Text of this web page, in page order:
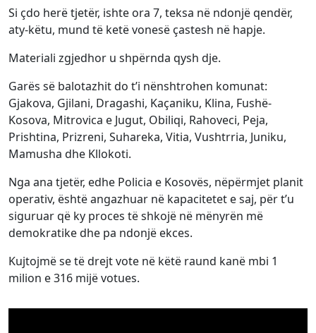
Si çdo herë tjetër, ishte ora 7, teksa në ndonjë qendër,
aty-këtu, mund të ketë vonesë çastesh në hapje.
Materiali zgjedhor u shpërnda qysh dje.
Garës së balotazhit do t’i nënshtrohen komunat:
Gjakova, Gjilani, Dragashi, Kaçaniku, Klina, Fushë-
Kosova, Mitrovica e Jugut, Obiliqi, Rahoveci, Peja,
Prishtina, Prizreni, Suhareka, Vitia, Vushtrria, Juniku,
Mamusha dhe Kllokoti.
Nga ana tjetër, edhe Policia e Kosovës, nëpërmjet planit
operativ, është angazhuar në kapacitetet e saj, për t’u
siguruar që ky proces të shkojë në mënyrën më
demokratike dhe pa ndonjë ekces.
Kujtojmë se të drejt vote në këtë raund kanë mbi 1
milion e 316 mijë votues.